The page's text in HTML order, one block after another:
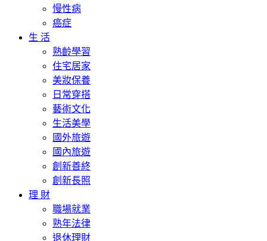
慢性病
癌症
生 活
熟齡學習
住宅居家
美妝保養
日常穿搭
藝術文化
生活美學
國外旅遊
國內旅遊
創新善終
創新長照
理 財
職場就業
熟年法律
退休理財